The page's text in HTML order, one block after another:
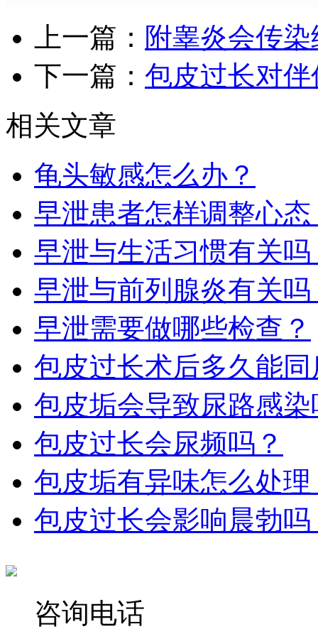
上一篇： 附睾炎会传
下一篇： 包皮过长对
相关文章
龟头敏感怎么办？​
早泄患者怎样调整心态​​
早泄与生活习惯有关吗​
早泄与前列腺炎有关吗​
早泄需要做哪些检查​？
包皮过长术后多久能同
包皮垢会导致尿路感染
包皮过长会尿频吗？
包皮垢有异味怎么处理
包皮过长会影响晨勃吗
咨询电话